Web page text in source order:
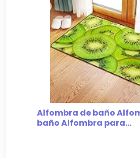
Alfombra de baño
baño Alfombra para...